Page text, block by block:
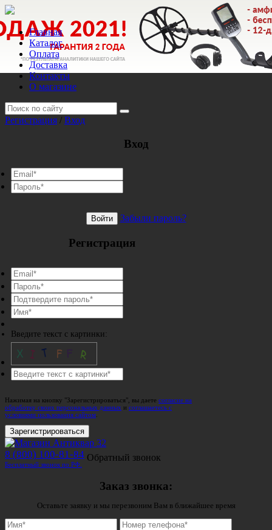
Главная
Каталог
Оплата
Доставка
Контакты
О магазине
Регистрация / Вход
Вход
Войти Забыли пароль?
Регистрация
Введите текст с картинки:
Нажимая на кнопку "Зарегистрироваться", вы даете согласие на
обработку своих персональных данных и соглашаетесь с
условиями пользования сайтом
Зарегистрироваться
8 (800) 100-81-84
Бесплатный звонок по РФ.
Обратный звонок
Заказ звонка:
Оставьте заявку и мы перезвоним Вам в ближайшее время